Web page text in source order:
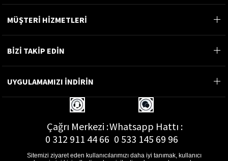
MÜŞTERİ HİZMETLERİ
BİZİ TAKİP EDİN
UYGULAMAMIZI İNDİRİN
Çağrı Merkezi :
0 312 911 44 66
Whatsapp Hattı :
0 533 145 69 96
Sitemizi ziyaret eden kullanıcılarımızı daha iyi tanımak, kullanıcı